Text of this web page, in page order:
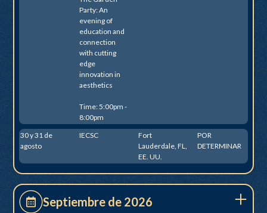
Party: An
evening of
education and
connection
with cutting
edge
innovation in
aesthetics
Time: 5:00pm -
8:00pm
30 y 31 de
agosto
IECSC
Fort
Lauderdale, FL,
EE. UU.
POR
DETERMINAR
Septiembre de 2026